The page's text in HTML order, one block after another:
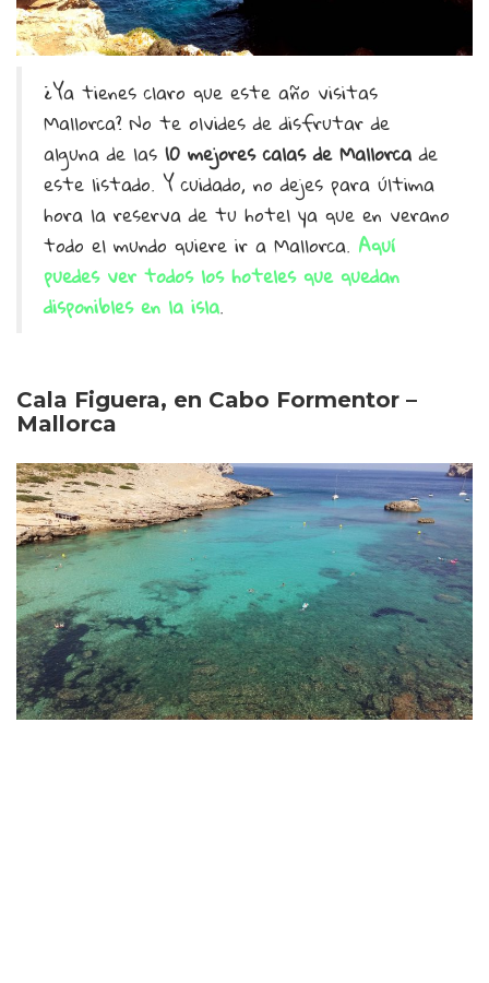
¿Ya tienes claro que este año visitas
Mallorca? No te olvides de disfrutar de
alguna de las 10 mejores calas de Mallorcade
este listado. Y cuidado, no dejes para última
hora la reserva de tu hotel ya que en verano
todo el mundo quiere ir a Mallorca. Aquí
puedes ver todos los hoteles que quedan
disponibles en la isla.
Cala Figuera, en Cabo Formentor –
Mallorca